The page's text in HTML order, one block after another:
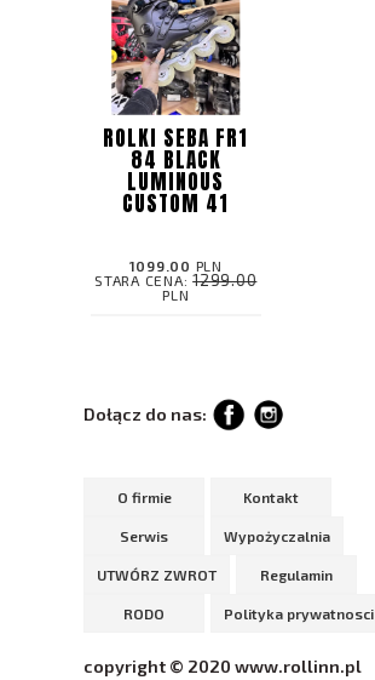
ROLKI SEBA FR1
84 BLACK
LUMINOUS
CUSTOM 41
1099.00 PLN
STARA CENA:1299.00
PLN
Dołącz do nas:
O firmie Kontakt
Serwis Wypożyczalnia
UTWÓRZ ZWROT Regulamin
RODO Polityka prywatnosci
copyright © 2020 www.rollinn.pl